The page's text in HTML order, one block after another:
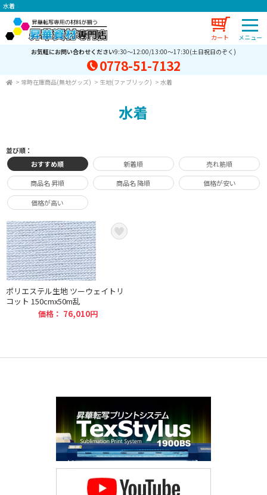
水着
カート
お気軽にお問い合わせください9:30～12:00/13:00～17:30(土日祝日のぞく)
0778-51-7132
> 常時在庫商品(無地グッズ) > 生地(ファブリック) > 水着
水着
並び順：
おすすめ順
新着順 売れ筋順
商品名 昇順 商品名 降順 価格が安い
価格が高い
ポリエステル生地 ツーウェイトリ
コット 150cmx50m乱
価格： 76,010円